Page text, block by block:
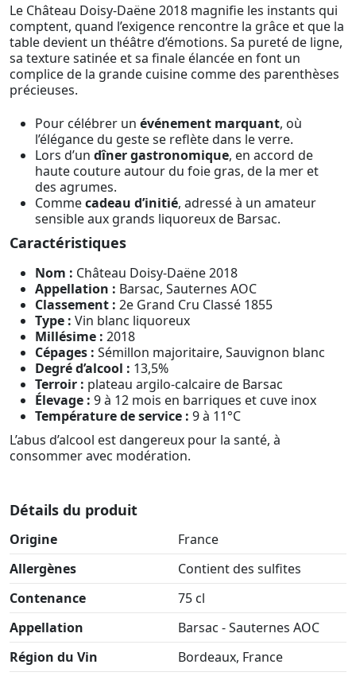
Le Château Doisy-Daëne 2018 magnifie les instants qui
comptent, quand l’exigence rencontre la grâce et que la
table devient un théâtre d’émotions. Sa pureté de ligne,
sa texture satinée et sa finale élancée en font un
complice de la grande cuisine comme des parenthèses
précieuses.
Pour célébrer un événement marquant, où
l’élégance du geste se reflète dans le verre.
Lors d’un dîner gastronomique, en accord de
haute couture autour du foie gras, de la mer et
des agrumes.
Commecadeau d’initié, adressé à un amateur
sensible aux grands liquoreux de Barsac.
Caractéristiques
Nom : Château Doisy-Daëne 2018
Appellation : Barsac, Sauternes AOC
Classement : 2e Grand Cru Classé 1855
Type : Vin blanc liquoreux
Millésime : 2018
Cépages : Sémillon majoritaire, Sauvignon blanc
Degré d’alcool : 13,5%
Terroir : plateau argilo-calcaire de Barsac
Élevage : 9 à 12 mois en barriques et cuve inox
Température de service : 9 à 11°C
L’abus d’alcool est dangereux pour la santé, à
consommer avec modération.
Détails du produit
Origine
France
Allergènes
Contient des sulfites
Contenance
75 cl
Appellation
Barsac - Sauternes AOC
Région du Vin
Bordeaux, France